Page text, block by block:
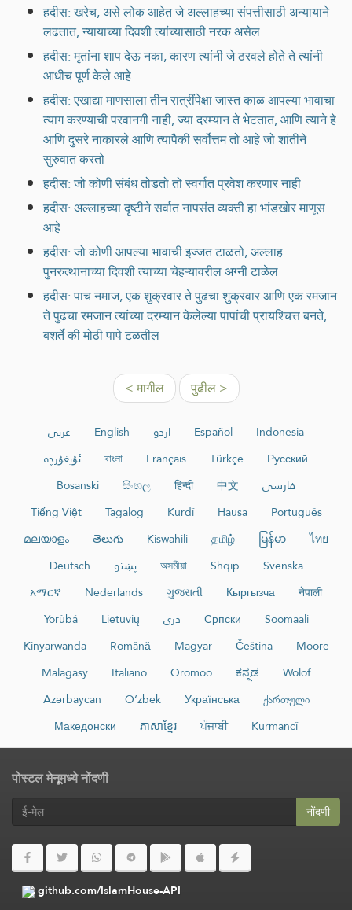
हदीस: खरेच, असे लोक आहेत जे अल्लाहच्या संपत्तीसाठी अन्यायाने
लढतात, न्यायाच्या दिवशी त्यांच्यासाठी नरक असेल
हदीस: मृतांना शाप देऊ नका, कारण त्यांनी जे ठरवले होते ते त्यांनी
आधीच पूर्ण केले आहे
हदीस: एखाद्या माणसाला तीन रात्रींपेक्षा जास्त काळ आपल्या भावाचा
त्याग करण्याची परवानगी नाही, ज्या दरम्यान ते भेटतात, आणि त्याने हे
आणि दुसरे नाकारले आणि त्यापैकी सर्वोत्तम तो आहे जो शांतीने
सुरुवात करतो
हदीस: जो कोणी संबंध तोडतो तो स्वर्गात प्रवेश करणार नाही
हदीस: अल्लाहच्या दृष्टीने सर्वात नापसंत व्यक्ती हा भांडखोर माणूस
आहे
हदीस: जो कोणी आपल्या भावाची इज्जत टाळतो, अल्लाह
पुनरुत्थानाच्या दिवशी त्याच्या चेहऱ्यावरील अग्नी टाळेल
हदीस: पाच नमाज, एक शुक्रवार ते पुढचा शुक्रवार आणि एक रमजान
ते पुढचा रमजान त्यांच्या दरम्यान केलेल्या पापांची प्रायश्चित्त बनते,
बशर्ते की मोठी पापे टळतील
< मागील पुढील >
عربي English اردو Español
Indonesia
ئۇيغۇرچە
বাংলা Français Türkçe
Русский
Bosanski
සිංහල हिन्दी 中文
فارسی
Tiếng Việt
Tagalog Kurdî Hausa
Português
മലയാളം
తెలుగు Kiswahili தமிழ் မြန်မာ
ไทย
Deutsch
پښتو অসমীয়া Shqip
Svenska
አማርኛ
Nederlands ગુજરાતી Кыргызча
नेपाली
Yorùbá
Lietuvių دری Српски
Soomaali
Kinyarwanda
Română Magyar Čeština
Moore
Malagasy
Italiano Oromoo ಕನ್ನಡ
Wolof
Azərbaycan
O‘zbek Українська
ქართული
Македонски
ភាសាខ្មែរ ਪੰਜਾਬੀ Kurmancî
पोस्टल मेनूमध्ये नोंदणी
नोंदणी
github.com/IslamHouse-API